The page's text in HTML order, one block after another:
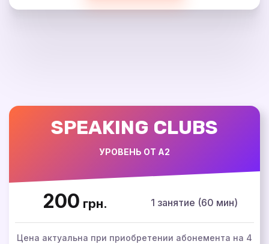
SPEAKING CLUBS
УРОВЕНЬ ОТ А2
200 грн. 1 занятие (60 мин)
Цена актуальна при приобретении абонемента на 4